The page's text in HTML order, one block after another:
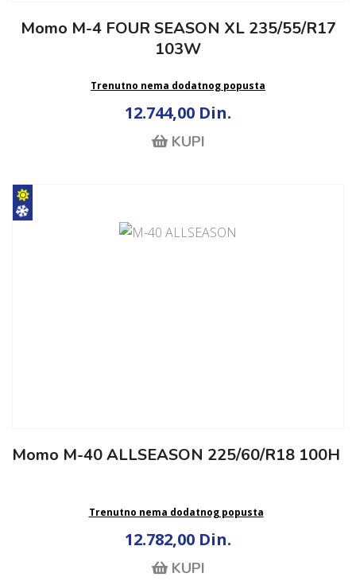
Momo M-4 FOUR SEASON XL 235/55/R17
103W
Trenutno nema dodatnog popusta
12.744,00 Din.
KUPI
Momo M-40 ALLSEASON 225/60/R18 100H
Trenutno nema dodatnog popusta
12.782,00 Din.
KUPI